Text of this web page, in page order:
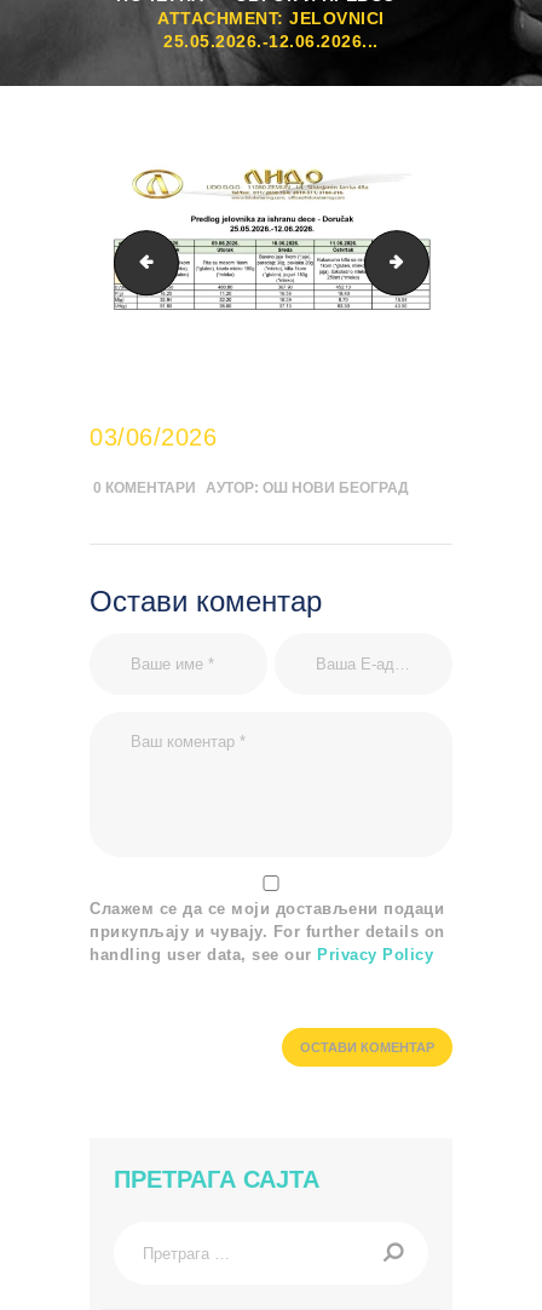
ATTACHMENT: JELOVNICI
25.05.2026.-12.06.2026...
Jelovnici 25.05.2026.-12.06.2026. Doručak
Jelovnici
03/06/2026
0 КОМЕНТАРИ АУТОР: ОШ НОВИ БЕОГРАД
Остави коментар
Слажем се да се моји достављени подаци
прикупљају и чувају. For further details on
handling user data, see our Privacy Policy
ПРЕТРАГА САЈТА